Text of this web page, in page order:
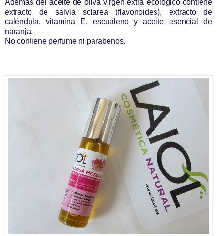
Además del aceite de oliva virgen extra ecológico contiene
extracto de salvia sclarea (flavonoides), extracto de
caléndula, vitamina E, escualeno y aceite esencial de
naranja.
No contiene perfume ni parabenos.